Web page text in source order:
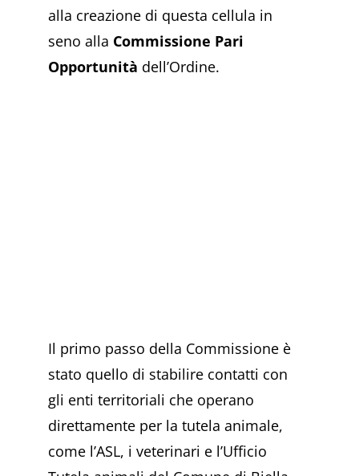
alla creazione di questa cellula in
seno alla Commissione Pari
Opportunità dell’Ordine.
Il primo passo della Commissione è
stato quello di stabilire contatti con
gli enti territoriali che operano
direttamente per la tutela animale,
come l’ASL, i veterinari e l’Ufficio